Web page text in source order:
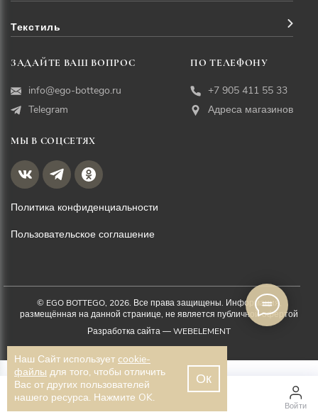
1 700 ₽ Войти
Текстиль
ЗАДАЙТЕ ВАШ ВОПРОС
info@ego-bottego.ru
Telegram
ПО ТЕЛЕФОНУ
+7 905 411 55 33
Адреса магазинов
МЫ В СОЦСЕТЯХ
Политика конфиденциальности
Пользовательское соглашение
© EGO BOTTEGO, 2026. Все права защищены. Информация,
размещённая на данной странице, не является публичной офертой
Разработка сайта —WEBELEMENT
Наш Сайт использует cookie-
файлы для того, чтобы отличить
Вас от других пользователей
нашего ресурса. Нажмите OK.
Ок